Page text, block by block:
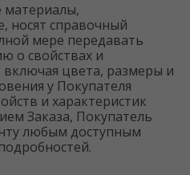
материалы,
носят справочный
мере передавать
о свойствах и
включая цвета, размеры и
у Покупателя
и характеристик
Заказа, Покупатель
любым доступным